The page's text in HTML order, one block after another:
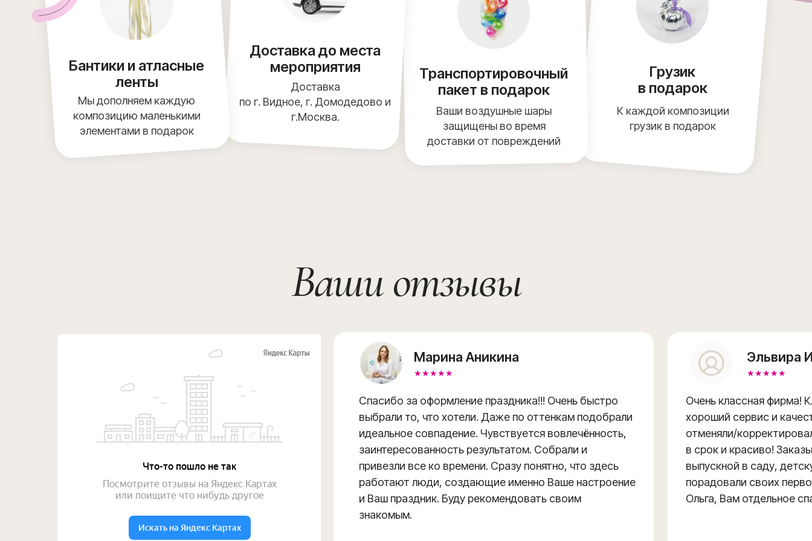
К каждой композиции
грузик в подарок
Грузик
в подарок
Ваши воздушные шары
защищены во время
доставки от повреждений
Транспортировочный
пакет в подарок
Доставка
по г. Видное, г. Домодедово и
г.Москва.
Доставка до места
мероприятия
Мы дополняем каждую
композицию маленькими
элементами в подарок
Бантики и атласные
ленты
Ваши отзывы
Марина Аникина
Спасибо за оформление праздника!!! Очень быстро
выбрали то, что хотели. Даже по оттенкам подобрали
идеальное совпадение. Чувствуется вовлечённость,
заинтересованность результатом. Собрали и
привезли все ко времени. Сразу понятно, что здесь
работают люди, создающие именно Ваше настроение
и Ваш праздник. Буду рекомендовать своим
знакомым.
★★★★★
Очень классная фирма!
хороший сервис и
отменяли/
в срок и красиво!
выпускной в саду,
порадовали своих
Ольга, Вам отдельное
★★★★★
Эльвира